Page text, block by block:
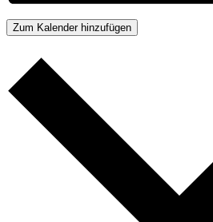
Zum Kalender hinzufügen